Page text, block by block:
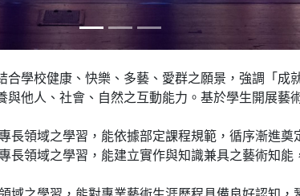
合學校健康、快樂、多藝、愛群之願景，強調「
他人、社會、自然之互動能力。基於學生開展藝